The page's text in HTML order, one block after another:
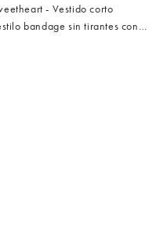
- Vestido corto
bandage sin tirantes con